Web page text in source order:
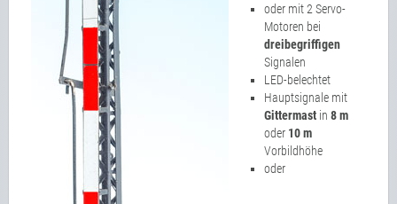
oder mit 2 Servo-
Motoren bei
dreibegriffigen
Signalen
LED-belechtet
Hauptsignale mit
Gittermast in 8 m
oder 10 m
Vorbildhöhe
oder